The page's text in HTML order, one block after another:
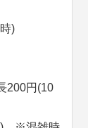
)
200円(10